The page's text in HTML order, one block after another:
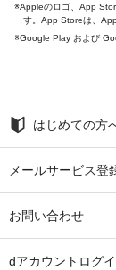
Appleのロゴ、App
す。App Storeは、
Google Play および
はじめての方
メールサービス登
お問い合わせ
dアカウントログ